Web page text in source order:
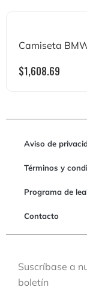
Camiseta
$1,608.69
Aviso de
Términos y
Programa de
Contacto
Suscríbase a
boletín